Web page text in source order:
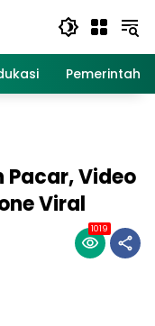
Pacar, Video
Viral
1019